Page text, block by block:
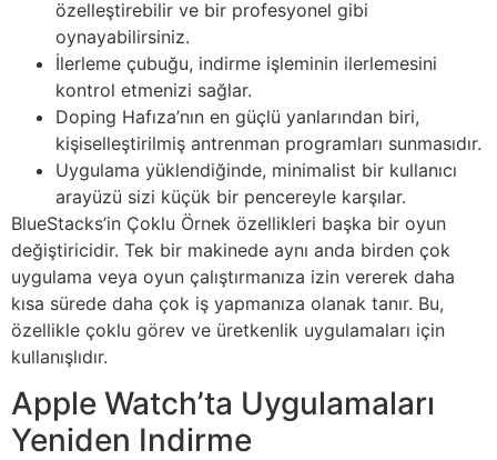
özelleştirebilir ve bir profesyonel gibi
oynayabilirsiniz.
İlerleme çubuğu, indirme işleminin ilerlemesini
kontrol etmenizi sağlar.
Doping Hafıza’nın en güçlü yanlarından biri,
kişiselleştirilmiş antrenman programları sunmasıdır.
Uygulama yüklendiğinde, minimalist bir kullanıcı
arayüzü sizi küçük bir pencereyle karşılar.
BlueStacks’in Çoklu Örnek özellikleri başka bir oyun
değiştiricidir. Tek bir makinede aynı anda birden çok
uygulama veya oyun çalıştırmanıza izin vererek daha
kısa sürede daha çok iş yapmanıza olanak tanır. Bu,
özellikle çoklu görev ve üretkenlik uygulamaları için
kullanışlıdır.
Apple Watch’ta Uygulamaları
Yeniden Indirme